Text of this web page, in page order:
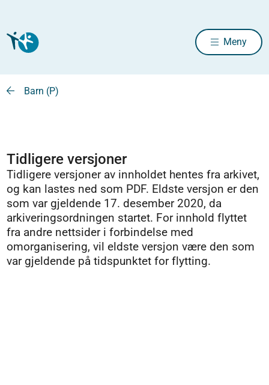
Meny
Barn (P)
Tidligere versjoner
Tidligere versjoner av innholdet hentes fra arkivet,
og kan lastes ned som PDF. Eldste versjon er den
som var gjeldende 17. desember 2020, da
arkiveringsordningen startet. For innhold flyttet
fra andre nettsider i forbindelse med
omorganisering, vil eldste versjon være den som
var gjeldende på tidspunktet for flytting.